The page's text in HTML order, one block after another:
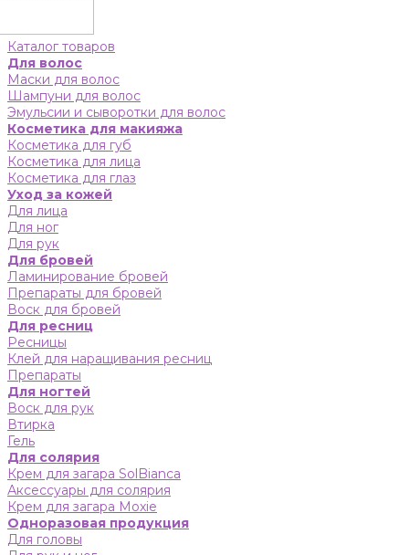
Каталог товаров
Для волос
Маски для волос
Шампуни для волос
Эмульсии и сыворотки для волос
Косметика для макияжа
Косметика для губ
Косметика для лица
Косметика для глаз
Уход за кожей
Для лица
Для ног
Для рук
Для бровей
Ламинирование бровей
Препараты для бровей
Воск для бровей
Для ресниц
Ресницы
Клей для наращивания ресниц
Препараты
Для ногтей
Воск для рук
Втирка
Гель
Для солярия
Крем для загара SolBianca
Аксессуары для солярия
Крем для загара Moxie
Одноразовая продукция
Для головы